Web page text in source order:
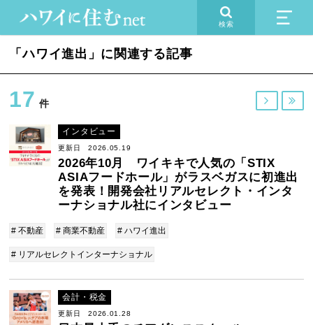
検索
「ハワイ進出」に関連する記事
17 件  
インタビュー
更新日 2026.05.19
2026年10月 ワイキキで人気の「STIX
ASIAフードホール」がラスベガスに初進出
を発表！開発会社リアルセレクト・インタ
ーナショナル社にインタビュー
# 不動産 # 商業不動産 # ハワイ進出
# リアルセレクトインターナショナル
会計・税金
更新日 2026.01.28